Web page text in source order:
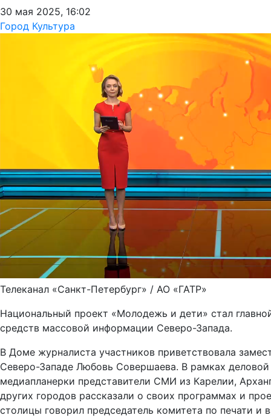
30 мая 2025, 16:02
Город Культура
Телеканал «Санкт-Петербург» / АО «ГАТР»
Национальный проект «Молодежь и дети» стал
средств массовой информации Северо-Запада.
В Доме журналиста участников приветствовала
Северо-Западе Любовь Совершаева. В рамках
медиапланерки представители СМИ из Карелии,
других городов рассказали о своих программах и
столицы говорил председатель комитета по печати и